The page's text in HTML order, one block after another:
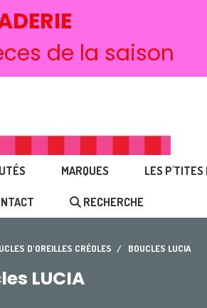
de la saison
MARQUES LES P'TITES
RECHERCHE
D'OREILLES CRÉOLES BOUCLES LUCIA
LUCIA